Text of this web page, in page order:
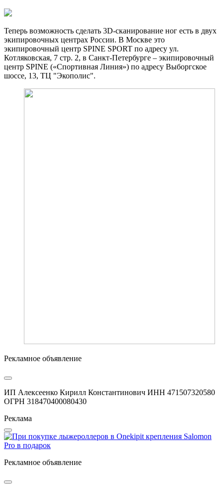
Теперь возможность сделать 3D-сканирование ног есть в двух
экипировочных центрах России. В Москве это
экипировочный центр SPINE SPORT по адресу ул.
Котляковская, 7 стр. 2, в Санкт-Петербурге – экипировочный
центр SPINE («Спортивная Линия») по адресу Выборгское
шоссе, 13, ТЦ "Экополис".
Рекламное объявление
ИП Алексеенко Кирилл Константинович ИНН 471507320580
ОГРН 318470400080430
Реклама
Рекламное объявление